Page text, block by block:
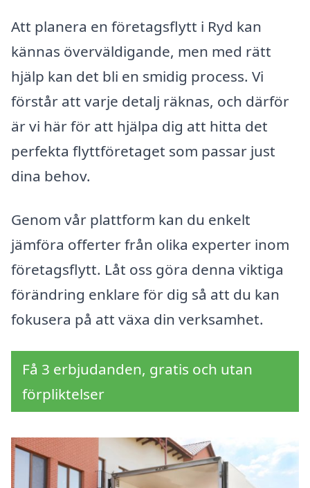
Att planera en företagsflytt i Ryd kan
kännas överväldigande, men med rätt
hjälp kan det bli en smidig process. Vi
förstår att varje detalj räknas, och därför
är vi här för att hjälpa dig att hitta det
perfekta flyttföretaget som passar just
dina behov.
Genom vår plattform kan du enkelt
jämföra offerter från olika experter inom
företagsflytt. Låt oss göra denna viktiga
förändring enklare för dig så att du kan
fokusera på att växa din verksamhet.
Få 3 erbjudanden, gratis och utan
förpliktelser